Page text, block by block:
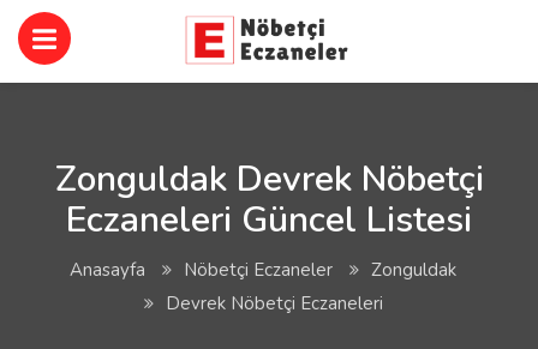
Zonguldak Devrek Nöbetçi
Eczaneleri Güncel Listesi
Anasayfa Nöbetçi Eczaneler
Zonguldak
Devrek Nöbetçi Eczaneleri